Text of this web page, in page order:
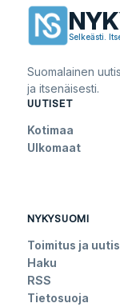
Selkeästi.
Suomalainen
ja itsenäisesti.
UUTISET
Kotimaa
Ulkomaat
NYKYSUOMI
Toimitus ja
Haku
RSS
Tietosuoja